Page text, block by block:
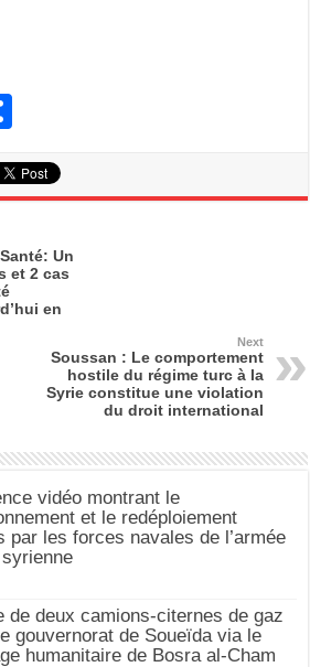
ar
Un
et 2 cas
en
Next
Soussan : Le comportement
hostile du régime turc à la
Syrie constitue une violation
du droit international
vidéo montrant le
et le redéploiement
par les forces navales de l’armée
de deux camions-citernes de gaz
gouvernorat de Soueïda via le
humanitaire de Bosra al-Cham